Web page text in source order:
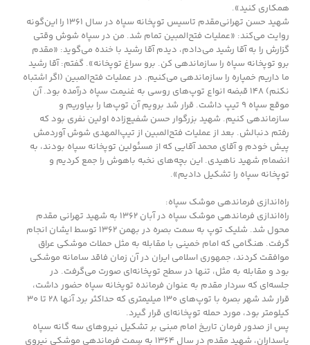
همکاری کنید».
شهید حسن تهرانی‌مقدم تاسیس توپخانه سپاه در سال ۱۳۶۱ را این‌گونه
روایت می‌کند: «عملیات فتح‌المبین تمام شد. من در سپاه شوش وقتی
گزارش را به آقا رشید می‌دادم، دیدم آقا رشید با خنده می‌گوید: «مقدم
برو توپخانه سپاه را سازماندهی کن. برو سراغ توپخانه». گفتم: آقا رشید
ما داریم خمپاره را سازماندهی می‌کنیم. در عملیات فتح‌المبین (اگر اشتباه
نکنم) ۱۴۸ قبضه انواع توپ‌های روسی به غنیمت سپاه درآمده بود. آن
موقع سپاه ۹ تیپ داشت. قرار شد برویم آن توپ‌ها را بیاوریم و
سازماندهی کنیم. شهید بزرگوار حسن شفیع‌زاده اولین نفری بود که
رفتم دنبالش. بعد از عملیات فتح‌المبین از تیپ‌المهدی شوش آوردمش
پیش خودم و آقای محمد آقایی که از مسئولین توپخانه سپاه بودند، به
انضمام شهید ناهیدی. این بچه‌های نخبه باهوش را جمع کردیم و
توپخانه سپاه را تشکیل دادیم».
راه‌اندازی فرماندهی موشک سپاه:
راه‌اندازی فرماندهی موشک سپاه در آبان ۱۳۶۲ به شهید تهرانی مقدم
محول شد. شلیک توپ به سمت بصره در بهمن ۱۳۶۲ توسط ایشان انجام
گرفت. هنگامی که امام خمینی با مقابله به مثل حملات موشکی عراق
موافقت کردند، جمهوری اسلامی ایران در آن زمان فاقد سامانه موشکی
بود و مقابله به مثل، تنها در سطح توپخانه‌ای صورت می‌گرفت. در
جلسه‌ای که سردار مقدم به عنوان فرمانده توپخانه سپاه حضور داشت،‌
قرار شد شهر بصره با توپ‌های ۱۳۰ میلیمتری که حداکثر برد آنها ۲۸ تا ۳۰
کیلومتر بود، مورد حمله توپخانه‌ای قرار گیرد.
پس از صدور فرمان تاریخ امام مبنی بر تشکیل نیروهای سه گانه سپاه
پاسداران،‌ شهید مقدم در سال ۱۳۶۴ به سِمت فرماندهی موشکی نیروی